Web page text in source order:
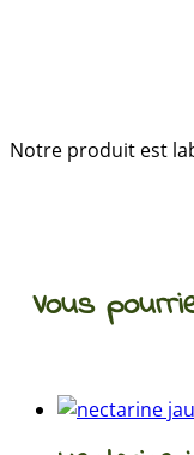
Notre produit est
Vous